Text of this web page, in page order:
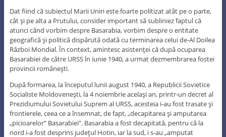
Dat fiind că subiectul Marii Uniri este foarte politizat atât pe o parte,
cât şi pe alta a Prutului, consider important să subliniez faptul că
atunci când vorbim despre Basarabia, vorbim despre o entitate
geografică şi politică dispărută odată cu terminarea celui de-Al Doilea
Război Mondial. În context, amintesc asistenţei că după ocuparea
Basarabiei de către URSS în iunie 1940, a urmat dezmembrarea fostei
provincii româneşti.
După formarea, la începutul lunii august 1940, a Republicii Sovietice
Socialiste Moldoveneşti, la 4 noiembrie acelaşi an, printr-un decret al
Prezidiumului Sovietului Suprem al URSS, acesteia i-au fost trasate şi
frontierele, ceea ce a însemnat, de fapt, „decapitarea şi amputarea
„picioarelor” Basarabiei”. Basarabia a fost decapitată, pentru că la
nord i-a fost desprins judeţul Hotin, iar la sud, i s-au „amputat